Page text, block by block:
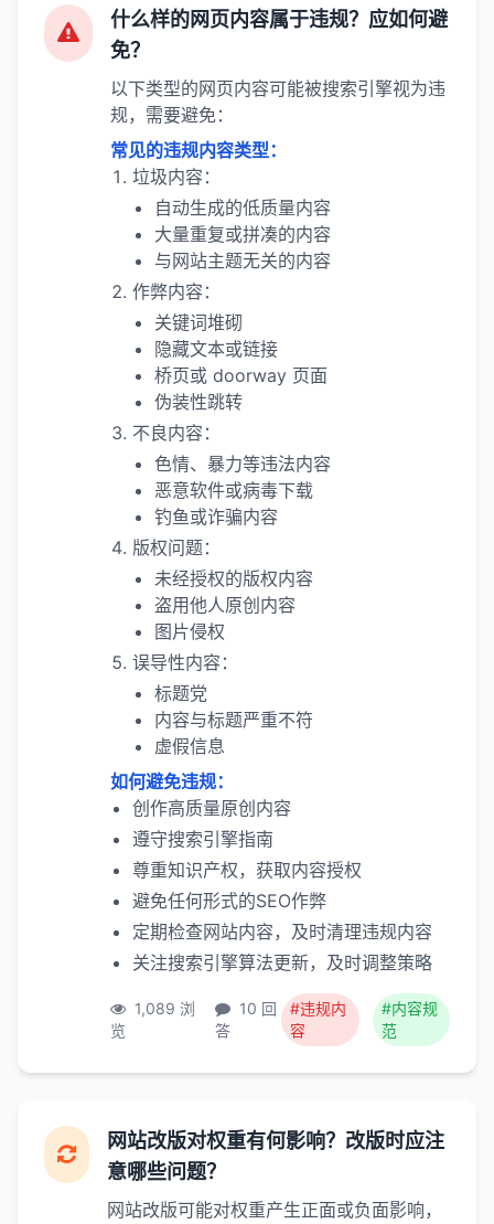
什么样的网页内容属于违规？应如何避
免？
以下类型的网页内容可能被搜索引擎视为违
规，需要避免：
常见的违规内容类型：
垃圾内容：
自动生成的低质量内容
大量重复或拼凑的内容
与网站主题无关的内容
作弊内容：
关键词堆砌
隐藏文本或链接
桥页或 doorway 页面
伪装性跳转
不良内容：
色情、暴力等违法内容
恶意软件或病毒下载
钓鱼或诈骗内容
版权问题：
未经授权的版权内容
盗用他人原创内容
图片侵权
误导性内容：
标题党
内容与标题严重不符
虚假信息
如何避免违规：
创作高质量原创内容
遵守搜索引擎指南
尊重知识产权，获取内容授权
避免任何形式的SEO作弊
定期检查网站内容，及时清理违规内容
关注搜索引擎算法更新，及时调整策略
1,089 浏
览
10 回
答
#违规内
容
#内容规
范
网站改版对权重有何影响？改版时应注
意哪些问题？
网站改版可能对权重产生正面或负面影响，